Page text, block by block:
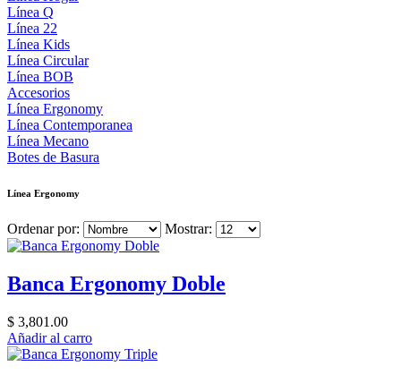
Línea Q
Línea 22
Línea Kids
Línea Circular
Línea BOB
Accesorios
Línea Ergonomy
Línea Contemporanea
Línea Mecano
Botes de Basura
Línea Ergonomy
Ordenar por: Mostrar:
Banca Ergonomy Doble
$ 3,801.00
Añadir al carro